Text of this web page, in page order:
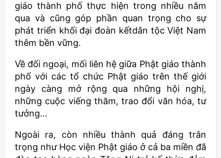
giáo thành phố thực hiện trong nhiều năm
qua và cũng góp phần quan trọng cho sự
phát triển khối đại đoàn kếtdân tộc Việt Nam
thêm bền vững.
Về đối ngoại, mối liên hệ giữa Phật giáo thành
phố với các tổ chức Phật giáo trên thế giới
ngày càng mở rộng qua những hội nghị,
những cuộc viếng thăm, trao đổi văn hóa, tư
tưởng…
Ngoài ra, còn nhiều thành quả đáng trân
trọng như Học viện Phật giáo ở cả ba miền đã